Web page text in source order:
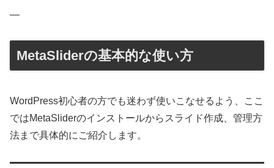
—
MetaSliderの基本的な使い方
WordPress初心者の方でも迷わず使いこなせるよう、ここ
ではMetaSliderのインストールからスライド作成、管理方
法まで具体的にご紹介します。